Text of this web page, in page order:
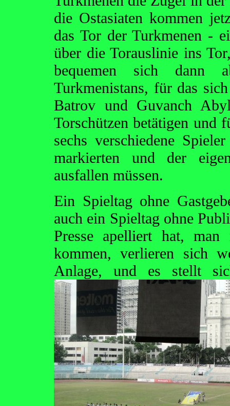
die Ostasiaten kommen
das Tor der Turkmenen -
über die Torauslinie ins
bequemen sich dann
Turkmenistans, für das
Batrov und Guvanch
Torschützen betätigen und
sechs verschiedene
markierten und der
ausfallen müssen.
Ein Spieltag ohne
auch ein Spieltag ohne
Presse apelliert hat,
kommen, verlieren sich
Anlage, und es stellt